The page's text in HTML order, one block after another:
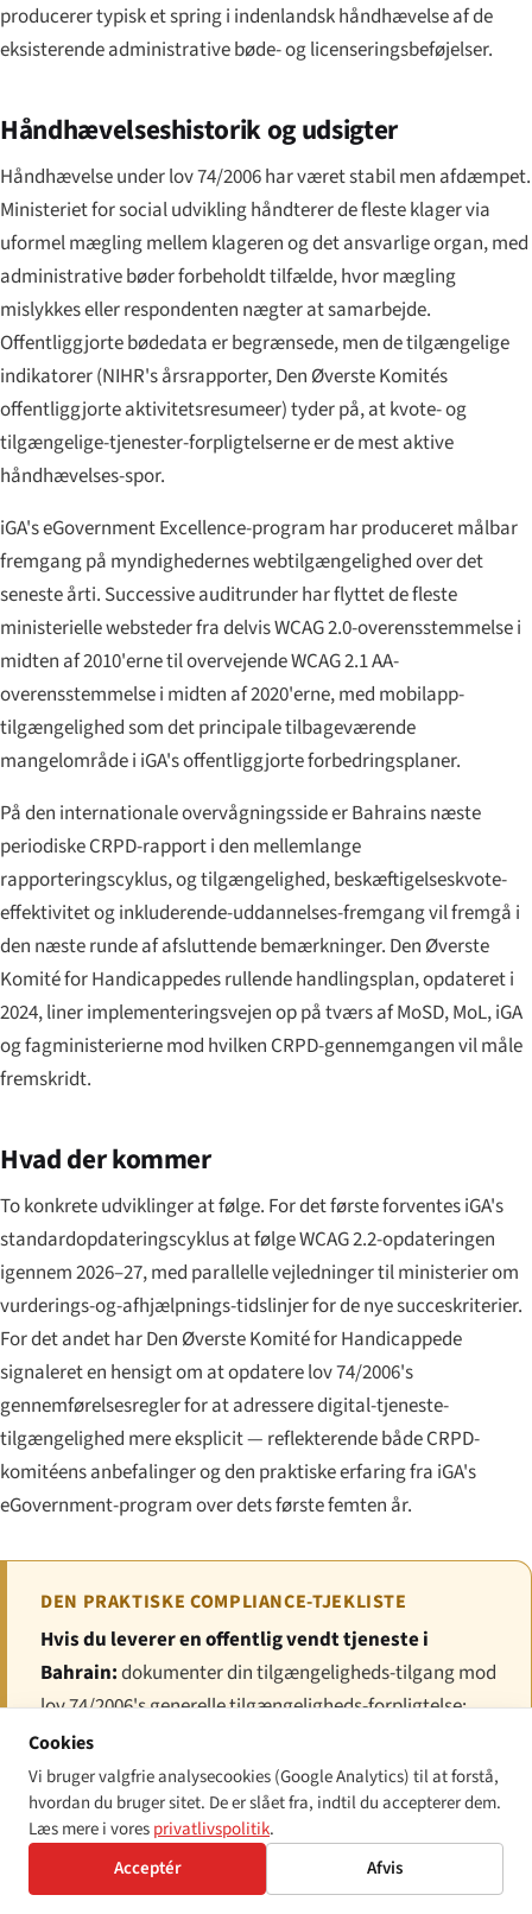
producerer typisk et spring i indenlandsk håndhævelse af de
eksisterende administrative bøde- og licenseringsbeføjelser.
Håndhævelseshistorik og udsigter
Håndhævelse under lov 74/2006 har været stabil men afdæmpet.
Ministeriet for social udvikling håndterer de fleste klager via
uformel mægling mellem klageren og det ansvarlige organ, med
administrative bøder forbeholdt tilfælde, hvor mægling
mislykkes eller respondenten nægter at samarbejde.
Offentliggjorte bødedata er begrænsede, men de tilgængelige
indikatorer (NIHR's årsrapporter, Den Øverste Komités
offentliggjorte aktivitetsresumeer) tyder på, at kvote- og
tilgængelige-tjenester-forpligtelserne er de mest aktive
håndhævelses-spor.
iGA's eGovernment Excellence-program har produceret målbar
fremgang på myndighedernes webtilgængelighed over det
seneste årti. Successive auditrunder har flyttet de fleste
ministerielle websteder fra delvis WCAG 2.0-overensstemmelse i
midten af 2010'erne til overvejende WCAG 2.1 AA-
overensstemmelse i midten af 2020'erne, med mobilapp-
tilgængelighed som det principale tilbageværende
mangelområde i iGA's offentliggjorte forbedringsplaner.
På den internationale overvågningsside er Bahrains næste
periodiske CRPD-rapport i den mellemlange
rapporteringscyklus, og tilgængelighed, beskæftigelseskvote-
effektivitet og inkluderende-uddannelses-fremgang vil fremgå i
den næste runde af afsluttende bemærkninger. Den Øverste
Komité for Handicappedes rullende handlingsplan, opdateret i
2024, liner implementeringsvejen op på tværs af MoSD, MoL, iGA
og fagministerierne mod hvilken CRPD-gennemgangen vil måle
fremskridt.
Hvad der kommer
To konkrete udviklinger at følge. For det første forventes iGA's
standardopdateringscyklus at følge WCAG 2.2-opdateringen
igennem 2026–27, med parallelle vejledninger til ministerier om
vurderings-og-afhjælpnings-tidslinjer for de nye succeskriterier.
For det andet har Den Øverste Komité for Handicappede
signaleret en hensigt om at opdatere lov 74/2006's
gennemførelsesregler for at adressere digital-tjeneste-
tilgængelighed mere eksplicit — reflekterende både CRPD-
komitéens anbefalinger og den praktiske erfaring fra iGA's
eGovernment-program over dets første femten år.
DEN PRAKTISKE COMPLIANCE-TJEKLISTE
Hvis du leverer en offentlig vendt tjeneste i
Bahrain:dokumenter din tilgængeligheds-tilgang mod
lov 74/2006's generelle tilgængeligheds-forpligtelse;
træn frontlinjepersonale i anerkendelse af
handicapkortet og rimelig tilpasning; udpeg et
kontaktpunkt for tilgængeligheds-klager.
Hvis du er ansat over medarbejdertærsklen i den
private sektor:gennemgå dit medarbejdertal mod 2
Cookies
Vi bruger valgfrie analysecookies (Google Analytics) til at forstå,
hvordan du bruger sitet. De er slået fra, indtil du accepterer dem.
Læs mere i voresprivatlivspolitik.
Acceptér
Afvis